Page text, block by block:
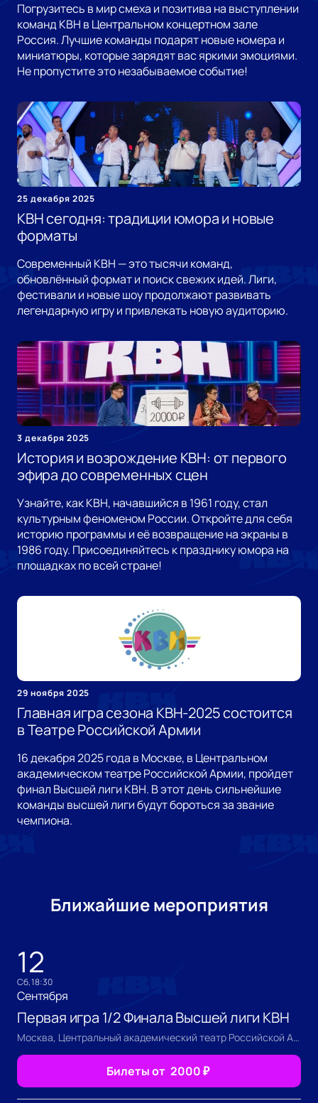
Погрузитесь в мир смеха и позитива на выступлении
команд КВН в Центральном концертном зале
Россия. Лучшие команды подарят новые номера и
миниатюры, которые зарядят вас яркими эмоциями.
Не пропустите это незабываемое событие!
25 декабря 2025
КВН сегодня: традиции юмора и новые
форматы
Современный КВН — это тысячи команд,
обновлённый формат и поиск свежих идей. Лиги,
фестивали и новые шоу продолжают развивать
легендарную игру и привлекать новую аудиторию.
3 декабря 2025
История и возрождение КВН: от первого
эфира до современных сцен
Узнайте, как КВН, начавшийся в 1961 году, стал
культурным феноменом России. Откройте для себя
историю программы и её возвращение на экраны в
1986 году. Присоединяйтесь к празднику юмора на
площадках по всей стране!
29 ноября 2025
Главная игра сезона КВН-2025 состоится
в Театре Российской Армии
16 декабря 2025 года в Москве, в Центральном
академическом театре Российской Армии, пройдет
финал Высшей лиги КВН. В этот день сильнейшие
команды высшей лиги будут бороться за звание
чемпиона.
Ближайшие мероприятия
12
сб, 18:30
Сентября
Первая игра 1/2 Финала Высшей лиги КВН
Москва, Центральный академический театр Российской Армии
Билеты от 2000₽